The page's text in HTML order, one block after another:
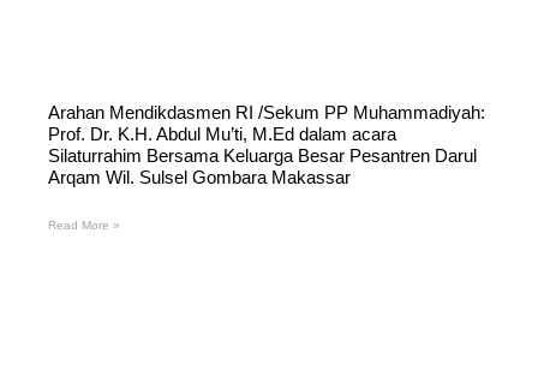
Arahan Mendikdasmen RI /Sekum PP Muhammadiyah:
Prof. Dr. K.H. Abdul Mu’ti, M.Ed dalam acara
Silaturrahim Bersama Keluarga Besar Pesantren Darul
Arqam Wil. Sulsel Gombara Makassar
Read More »